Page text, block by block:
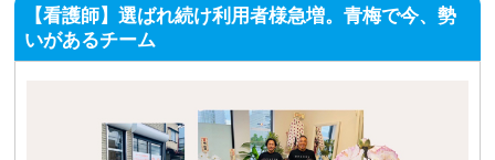
【看護師】選ばれ続け利用者様急増。青梅で今、勢
いがあるチーム